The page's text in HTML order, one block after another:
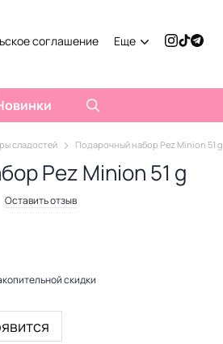
соглашение Еще
сладостей Подарочный набор Pez Minion 51 g
Pez Minion 51 g
Оставить отзыв
скидки